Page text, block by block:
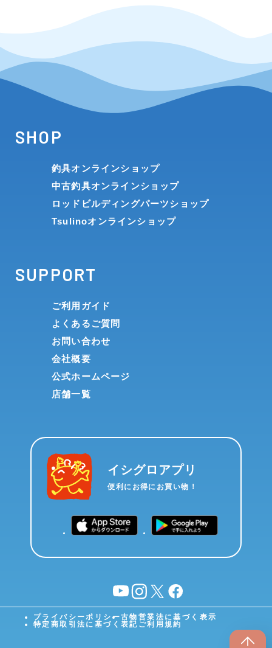
SHOP
釣具オンラインショップ
中古釣具オンラインショップ
ロッドビルディングパーツショップ
Tsulinoオンラインショップ
SUPPORT
ご利用ガイド
よくあるご質問
お問い合わせ
会社概要
公式ホームページ
店舗一覧
イシグロアプリ
便利にお得にお買い物！
YouTubeinstagram
X facebook
プライバシーポリシー古物営業法に基づく表示
特定商取引法に基づく表記 ご利用規約